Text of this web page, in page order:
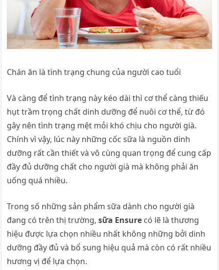
Chán ăn là tình trạng chung của người cao tuổi
Và càng để tình trạng này kéo dài thì cơ thể càng thiếu
hụt trầm trọng chất dinh dưỡng để nuôi cơ thể, từ đó
gây nên tình trạng mệt mỏi khó chịu cho người già.
Chính vì vậy, lúc này những cốc sữa là nguồn dinh
dưỡng rất cần thiết và vô cùng quan trọng để cung cấp
đầy đủ dưỡng chất cho người già mà không phải ăn
uống quá nhiều.
Trong số những sản phẩm sữa dành cho người già
đang có trên thị trường,sữa Ensure có lẽ là thương
hiệu được lựa chọn nhiều nhất không những bởi dinh
dưỡng đầy đủ và bổ sung hiệu quả mà còn có rất nhiều
hương vị để lựa chọn.